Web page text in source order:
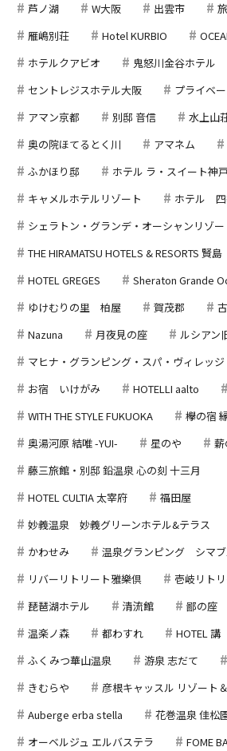
芦ノ湖
W大阪 出雲市
雁嶋別荘
Hotel KURBIO
ホテルクアビオ
鬼怒川金谷ホテル
セントレジスホテル大阪
プライベ
アマン京都
別邸 音信
水上山
奥の院ほてるとく川
アマネム
ふかほり邸
ホテル ラ・スイート神
キャメルホテルリゾート
ホテル 四
シェラトン・グランデ・オーシャンリゾー
THE HIRAMATSU HOTELS & RESORTS 賢島
HOTEL GREGES
Sheraton Grande
ゆけむりの里 柏屋
賀茂郡
Nazuna
月夜見の座
ルシアン
マヒナ・グランピング・スパ・ヴィレッジ
お宿 いけがみ
HOTELLI aalto
WITH THE STYLE FUKUOKA
欅の宿
奥湯河原 結唯 -YUI-
星のや
藤三旅館・別邸 鉛温泉 心の刻 十三月
HOTEL CULTIA 太宰府
福田屋
妙義温泉 妙義グリーンホテル&テラス
かわせみ
温泉グランピング シマ
リバーリトリート雅樂倶
壱岐リト
琵琶湖ホテル
清流館 鄙の座
温楽ノ森
都わすれ HOTEL 講
ふくみつ華山温泉
游泉 志だて
きむらや
彦根キャッスル リゾート
Auberge erba stella
花巻温泉 佳松
オーベルジュ エルバステラ
FOME